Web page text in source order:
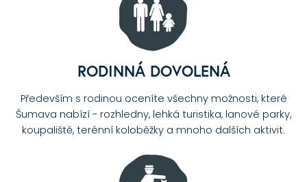
RODINNÁ DOVOLENÁ
Především s rodinou oceníte všechny možnosti, které
Šumava nabízí - rozhledny, lehká turistika, lanové parky,
koupaliště, terénní koloběžky a mnoho dalších aktivit.